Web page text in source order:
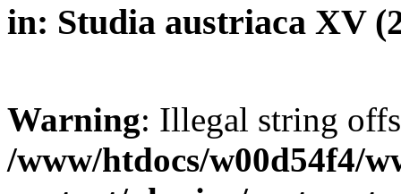
in: Studia austriaca XV
Warning: Illegal string
/www/htdocs/w00d54f4/